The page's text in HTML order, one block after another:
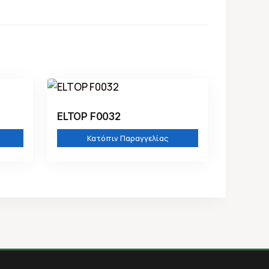
ELTOP F0032
Κατόπιν Παραγγελίας